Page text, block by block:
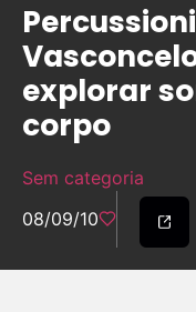
explorar
corpo
Sem categoria
08/09/10